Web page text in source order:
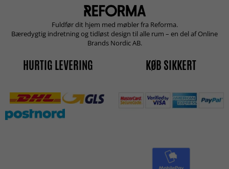
Fuldfør dit hjem med møbler fra Reforma.
Bæredygtig indretning og tidløst design til alle rum – en del af Online
Brands Nordic AB.
HURTIG LEVERING KØB SIKKERT